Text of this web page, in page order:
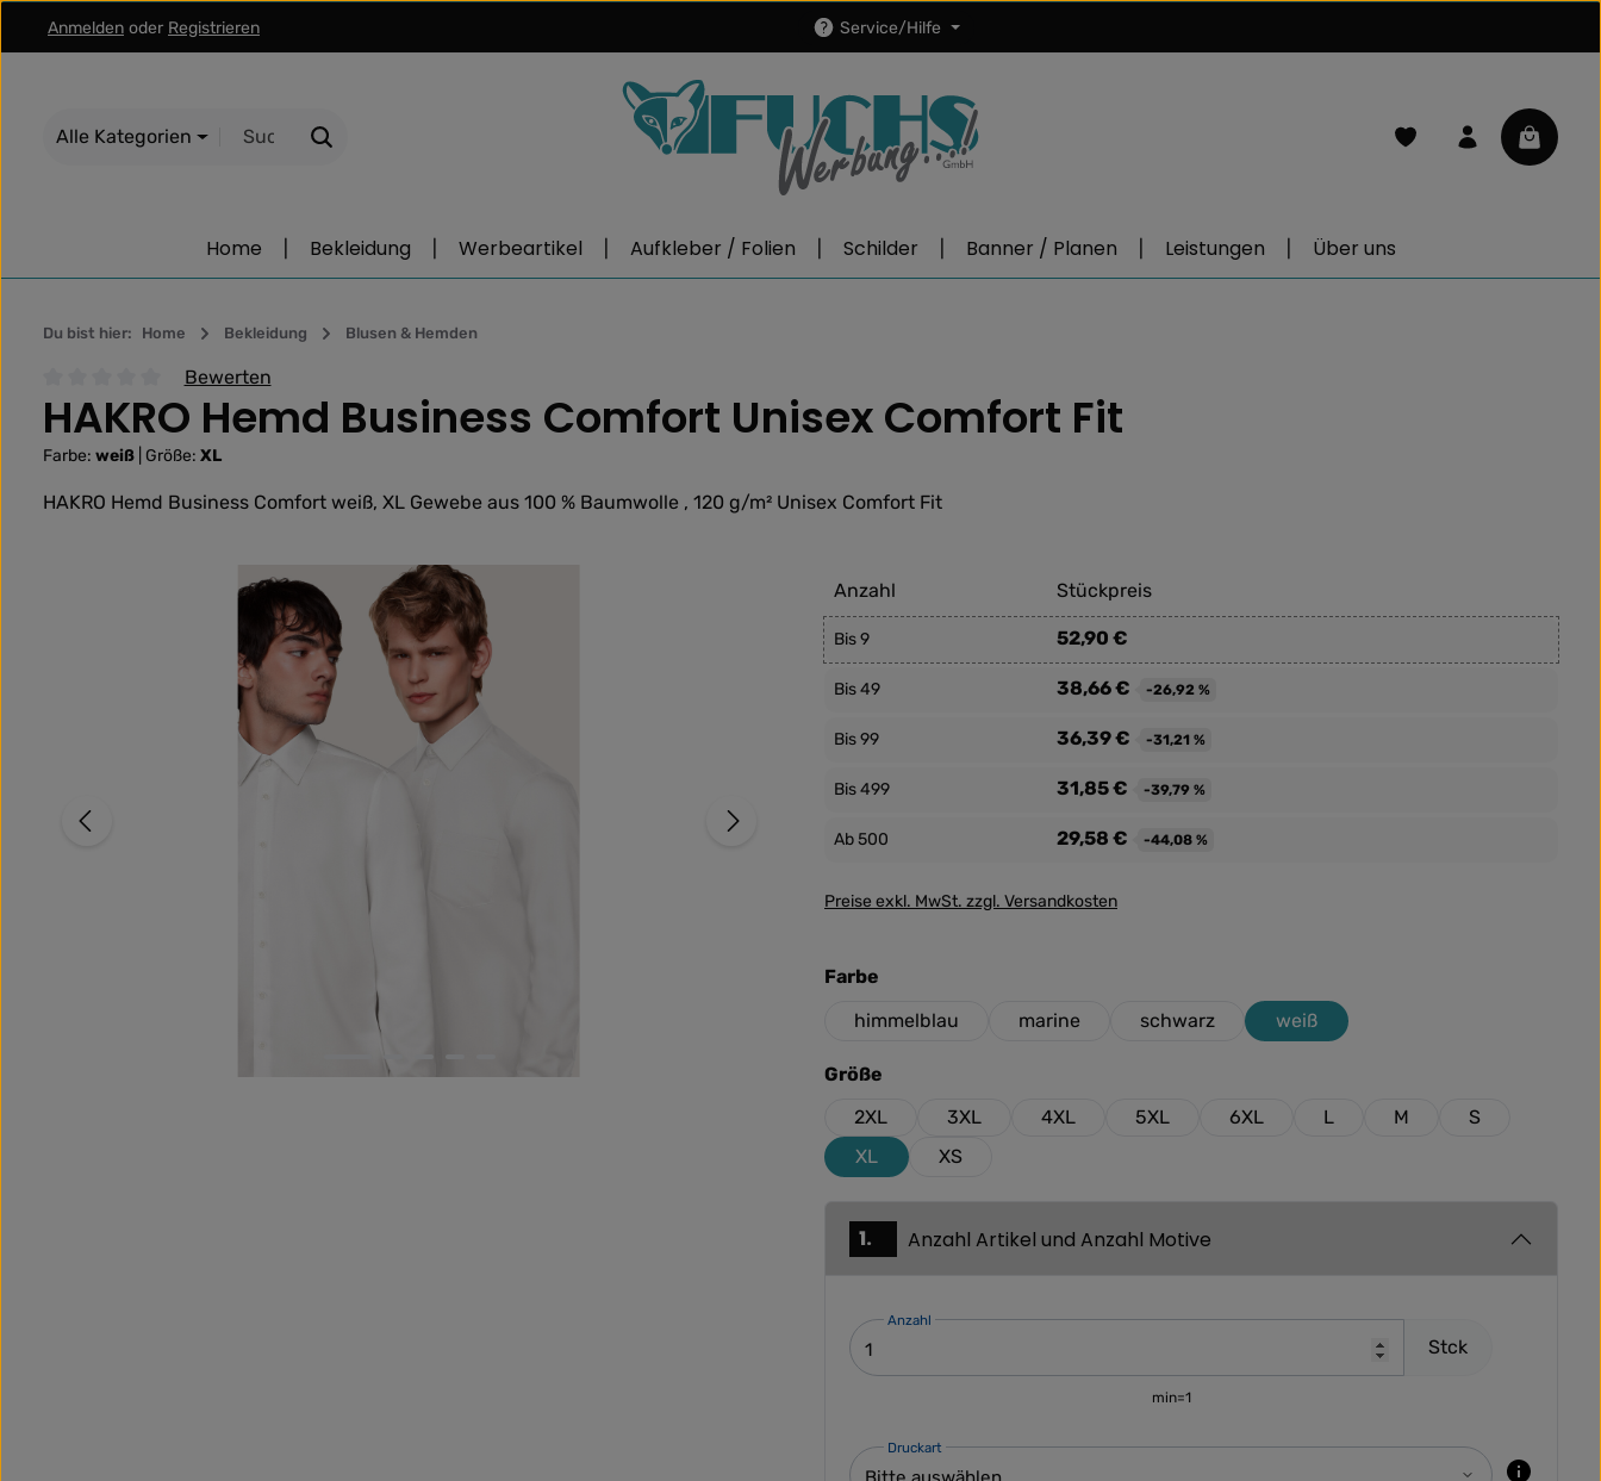
Hauptinhalt springen
Zur Suche springen
Zur Hauptnavigation springen
Anmelden oder Registrieren Service/Hilfe
Alle Kategorien
Du hast 0 Produkte auf
Home Bekleidung Werbeartikel Aufkleber / Folien Schilder Banner / Planen Leistungen Über uns
Du bist hier: Home Bekleidung Blusen & Hemden
Durchschnittliche Bewertung von 0 von 5 Sternen
Bewerten
HAKRO Hemd Business Comfort Unisex Comfort Fit
Farbe: weiß Größe: XL
HAKRO Hemd Business Comfort weiß, XL Gewebe aus 100 % Baumwolle , 120 g/m² Unisex Comfort Fit
Bildergalerie überspringen
Anzahl Stückpreis
Bis9 52,90 €
Bis49 38,66 € -26,92 %
Bis99 36,39 € -31,21 %
Bis499 31,85 € -39,79 %
Ab500 29,58 € -44,08 %
Preise exkl. MwSt. zzgl. Versandkosten
Farbe
himmelblau
marine schwarz weiß
Größe
2XL
3XL 4XL 5XL 6XL L M
S
XL
XS
1. Anzahl Artikel und Anzahl Motive
Anzahl
Stck
min=1
Druckart